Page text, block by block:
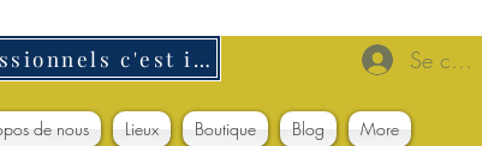
Se
de nous Lieux Boutique Blog More
Groupe pour les professionnels c'est ici